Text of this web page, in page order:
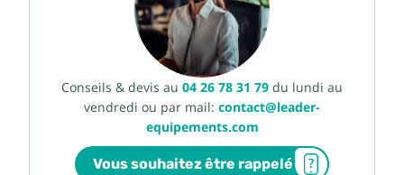
Conseils & devis au 04 26 78 31 79 du lundi au
vendredi ou par mail: contact@leader-
equipements.com
Vous souhaitez être rappelé